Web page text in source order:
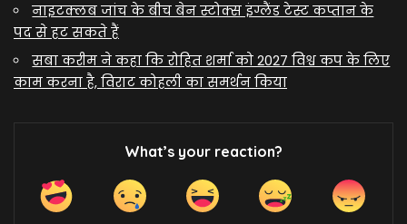
नाइटक्लब जांच के बीच बेन स्टोक्स इंग्लैंड टेस्ट कप्तान के
पद से हट सकते हैं
सबा करीम ने कहा कि रोहित शर्मा को 2027 विश्व कप के लिए
काम करना है, विराट कोहली का समर्थन किया
What’s your reaction?